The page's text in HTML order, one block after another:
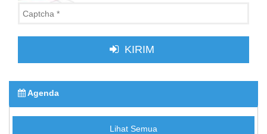
KIRIM
Agenda
Lihat Semua